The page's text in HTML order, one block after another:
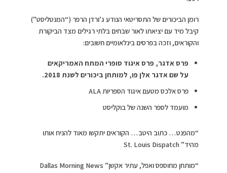
רומן הביכורים של התסריטאי הנודע ג’ורדן הרפר (“המנטליסט”)
קיבל מיד עם יציאתו לאור שבחים בלתי רגילים מצד הביקורת
והקוראים, וזכה בפרסים בינלאומיים חשובים:
פרס אדגר, פרס איגוד סופרי המתח האמריקאים
על שם אדגר אלן פו, למותחן ביכורים לשנת 2018.
פרס אלכס מטעם איגוד הספריות ALA
מועמד לספר השנה של בוקליסט
“מהפנט… כתוב היטב… הקוראים יתקשו מאוד להניח אותו
מהיד” St. Louis Dispatch
“מותחן מחוספס ואפל, עתיר אקשן” Dallas Morning News